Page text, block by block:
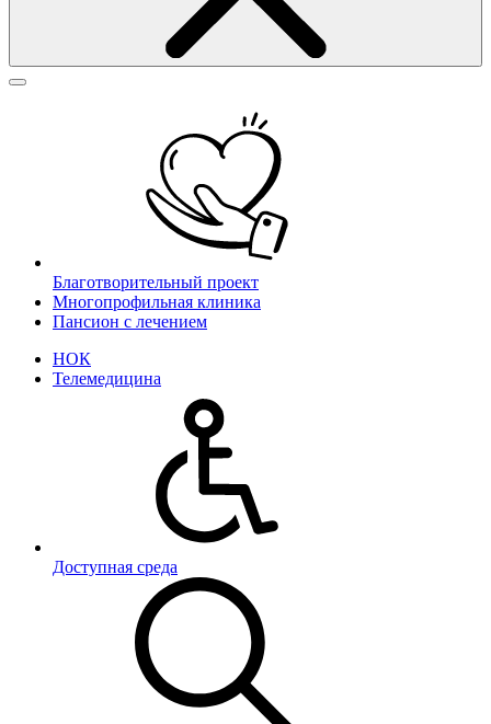
Благотворительный проект
Многопрофильная клиника
Пансион с лечением
НОК
Телемедицина
Доступная среда